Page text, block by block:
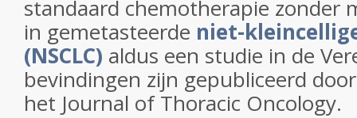
standaard chemotherapie zonder
in gemetasteerde niet-
(NSCLC) aldus een studie in de
bevindingen zijn gepubliceerd
het Journal of Thoracic Oncology.